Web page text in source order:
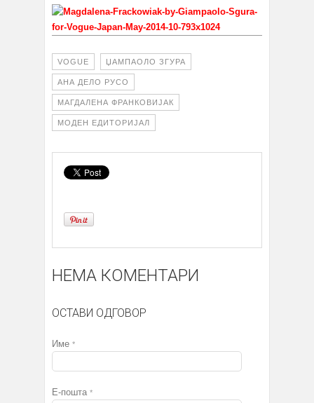
VOGUE ЏАМПАОЛО ЗГУРА
АНА ДЕЛО РУСО
МАГДАЛЕНА ФРАНКОВИЈАК
МОДЕН ЕДИТОРИЈАЛ
НЕМА КОМЕНТАРИ
ОСТАВИ ОДГОВОР
Име *
Е-пошта *